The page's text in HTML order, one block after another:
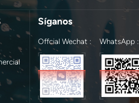
Síganos
Offcial Wechat : WhatsApp :